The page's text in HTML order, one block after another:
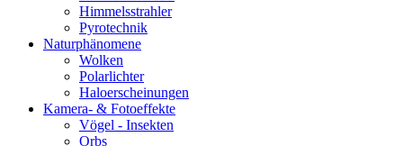
Himmelsstrahler
Pyrotechnik
Naturphänomene
Wolken
Polarlichter
Haloerscheinungen
Kamera- & Fotoeffekte
Vögel - Insekten
Orbs